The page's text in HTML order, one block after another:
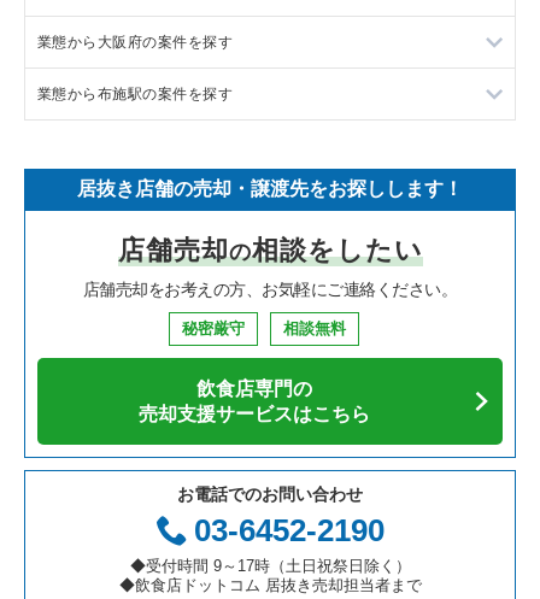
イタリア料理の居抜き売却物件の案件一覧
中華の居抜き売却物件の案件一覧
寿司の居抜き売却物件の案件一覧
焼肉の居抜き売却物件の案件一覧
鉄板焼き・お好み焼の居抜き売却物件の案件一覧
カフェの居抜き売却物件の案件一覧
テイクアウトの居抜き売却物件の案件一覧
お弁当・惣菜・デリの居抜き売却物件の案件一覧
カラオケ・パブ・スナックの居抜き売却物件の案件一覧
東京都下の飲食店の居抜き売却物件の案件一覧
千葉県の飲食店の居抜き売却物件の案件一覧
神奈川県の飲食店の居抜き売却物件の案件一覧
大阪府の飲食店の居抜き売却物件の案件一覧
兵庫県の飲食店の居抜き売却物件の案件一覧
愛知県の飲食店の居抜き売却物件の案件一覧
岐阜県の飲食店の居抜き売却物件の案件一覧
三重県の飲食店の居抜き売却物件の案件一覧
大阪市北区の飲食店の居抜き売却物件の案件一覧
大阪市中央区の飲食店の居抜き売却物件の案件一覧
堺市北区の飲食店の居抜き売却物件の案件一覧
堺市中区の飲食店の居抜き売却物件の案件一覧
大阪市西区の飲食店の居抜き売却物件の案件一覧
大阪市福島区の飲食店の居抜き売却物件の案件一覧
豊中市の飲食店の居抜き売却物件の案件一覧
大阪市都島区の飲食店の居抜き売却物件の案件一覧
大阪市阿倍野区の飲食店の居抜き売却物件の案件一覧
業態から大阪府の案件を探す
大阪府のラーメンの居抜き売却物件の案件一覧
大阪府のイタリア料理の居抜き売却物件の案件一覧
大阪府の中華の居抜き売却物件の案件一覧
大阪府のそば・うどんの居抜き売却物件の案件一覧
大阪府の焼肉の居抜き売却物件の案件一覧
大阪府の鉄板焼き・お好み焼の居抜き売却物件の案件一覧
大阪府のアジア料理の居抜き売却物件の案件一覧
大阪府のカフェの居抜き売却物件の案件一覧
業態から布施駅の案件を探す
布施駅のイタリア料理の居抜き売却物件の案件一覧
布施駅の焼肉の居抜き売却物件の案件一覧
布施駅の居酒屋・ダイニングバーの居抜き売却物件の案件一覧
布施駅の洋食の居抜き売却物件の案件一覧
布施駅のその他の居抜き売却物件の案件一覧
居抜き店舗の売却・譲渡先をお探しします！
店舗売却の相談をしたい
店舗売却をお考えの方、お気軽にご連絡ください。
秘密厳守 相談無料
飲食店専門の
売却支援サービスはこちら
お電話でのお問い合わせ
03-6452-2190
◆受付時間 9～17時（土日祝祭日除く）
◆飲食店ドットコム 居抜き売却担当者まで